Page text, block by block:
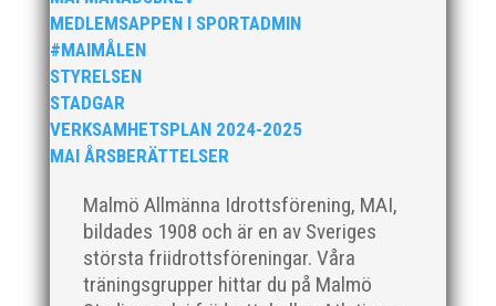
MEDLEMSAPPEN I SPORTADMIN
#MAIMÅLEN
STYRELSEN
STADGAR
VERKSAMHETSPLAN 2024-2025
MAI ÅRSBERÄTTELSER
Malmö Allmänna Idrottsförening, MAI,
bildades 1908 och är en av Sveriges
största friidrottsföreningar. Våra
träningsgrupper hittar du på Malmö
friidrottsföreningar? Malmö Allmänna Idrottsförening
– MAI – söker en engagerad, strategisk,
relationsbyggande och affärsinriktad...